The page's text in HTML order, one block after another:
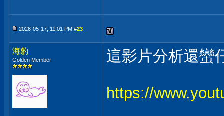
2026-05-17, 11:01 PM #23
海豹
Golden Member 這影片分析還蠻
https://